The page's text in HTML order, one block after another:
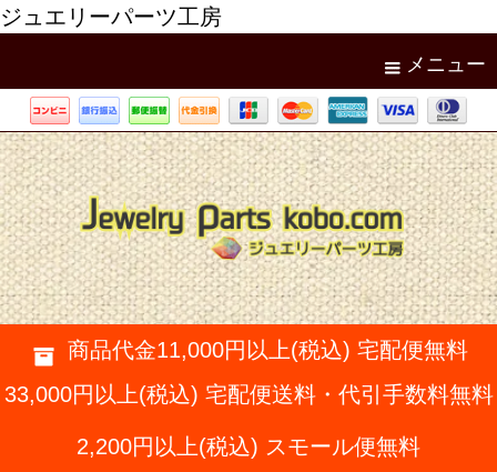
ジュエリーパーツ工房
メニュー
商品代金11,000円以上(税込) 宅配便無料
33,000円以上(税込) 宅配便送料・代引手数料無料
2,200円以上(税込) スモール便無料